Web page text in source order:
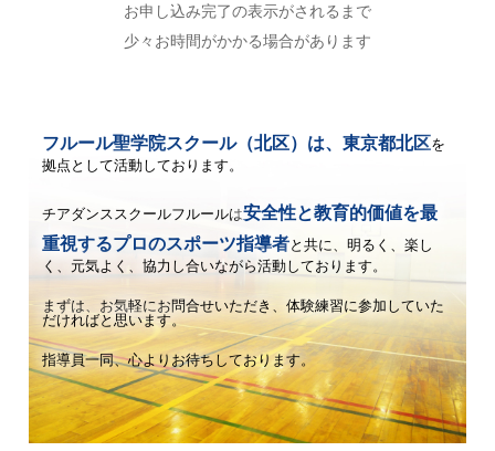
お申し込み完了の表示がされるまで
少々お時間がかかる場合があります
フルール聖学院スクール（北区）は、東京都北区を
拠点として活動しております。
チアダンススクールフルールは安全性と教育的価値を最
重視するプロのスポーツ指導者と共に、 明るく、楽し
く、元気よく、協力し合いながら活動しております。
まずは、お気軽にお問合せいただき、体験練習に参加していた
だければと思います。
指導員一同、心よりお待ちしております。